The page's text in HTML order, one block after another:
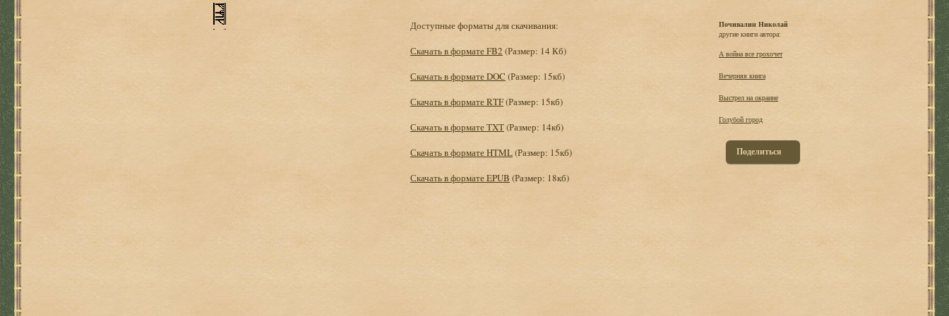
Доступные форматы для скачивания:
Скачать в формате FB2 (Размер: 14 Кб)
Скачать в формате DOC (Размер: 15кб)
Скачать в формате RTF(Размер: 15кб)
Скачать в формате TXT(Размер: 14кб)
Скачать в формате HTML(Размер: 15кб)
Скачать в формате EPUB (Размер: 18кб)
Почивалин Николай
другие книги автора:
А война все грохочет
Вечерняя книга
Выстрел на окраине
Голубой город
Поделиться